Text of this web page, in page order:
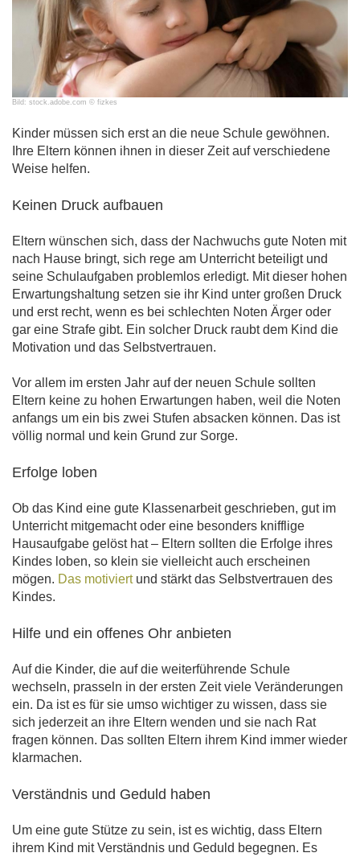
Bild: stock.adobe.com © fizkes
Kinder müssen sich erst an die neue Schule gewöhnen.
Ihre Eltern können ihnen in dieser Zeit auf verschiedene
Weise helfen.
Keinen Druck aufbauen
Eltern wünschen sich, dass der Nachwuchs gute Noten mit
nach Hause bringt, sich rege am Unterricht beteiligt und
seine Schulaufgaben problemlos erledigt. Mit dieser hohen
Erwartungshaltung setzen sie ihr Kind unter großen Druck
und erst recht, wenn es bei schlechten Noten Ärger oder
gar eine Strafe gibt. Ein solcher Druck raubt dem Kind die
Motivation und das Selbstvertrauen.
Vor allem im ersten Jahr auf der neuen Schule sollten
Eltern keine zu hohen Erwartungen haben, weil die Noten
anfangs um ein bis zwei Stufen absacken können. Das ist
völlig normal und kein Grund zur Sorge.
Erfolge loben
Ob das Kind eine gute Klassenarbeit geschrieben, gut im
Unterricht mitgemacht oder eine besonders knifflige
Hausaufgabe gelöst hat – Eltern sollten die Erfolge ihres
Kindes loben, so klein sie vielleicht auch erscheinen
mögen. Das motiviertund stärkt das Selbstvertrauen des
Kindes.
Hilfe und ein offenes Ohr anbieten
Auf die Kinder, die auf die weiterführende Schule
wechseln, prasseln in der ersten Zeit viele Veränderungen
ein. Da ist es für sie umso wichtiger zu wissen, dass sie
sich jederzeit an ihre Eltern wenden und sie nach Rat
fragen können. Das sollten Eltern ihrem Kind immer wieder
klarmachen.
Verständnis und Geduld haben
Um eine gute Stütze zu sein, ist es wichtig, dass Eltern
ihrem Kind mit Verständnis und Geduld begegnen. Es